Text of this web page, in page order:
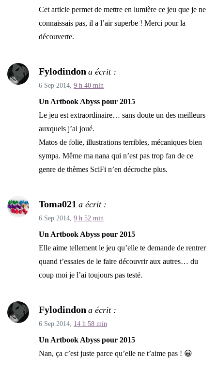
Cet article permet de mettre en lumière ce jeu que je ne
connaissais pas, il a l’air superbe ! Merci pour la
découverte.
Fylodindon a écrit :
6 Sep 2014, 9 h 40 min
Un Artbook Abyss pour 2015
Le jeu est extraordinaire… sans doute un des meilleurs
auxquels j’ai joué.
Matos de folie, illustrations terribles, mécaniques bien
sympa. Même ma nana qui n’est pas trop fan de ce
genre de thèmes SciFi n’en décroche plus.
Toma021 a écrit :
6 Sep 2014, 9 h 52 min
Un Artbook Abyss pour 2015
Elle aime tellement le jeu qu’elle te demande de rentrer
quand t’essaies de le faire découvrir aux autres… du
coup moi je l’ai toujours pas testé.
Fylodindon a écrit :
6 Sep 2014, 14 h 58 min
Un Artbook Abyss pour 2015
Nan, ça c’est juste parce qu’elle ne t’aime pas ! 😀